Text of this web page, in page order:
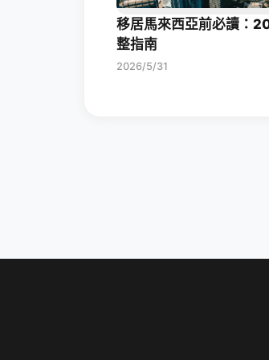
移居馬來西亞前必讀：
整指南
2026/5/31